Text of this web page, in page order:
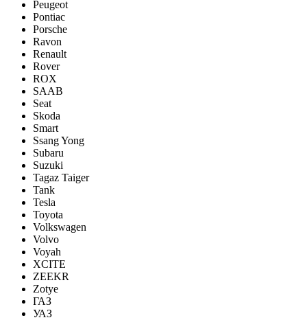
Peugeot
Pontiac
Porsсhe
Ravon
Renault
Rover
ROX
SAAB
Seat
Skoda
Smart
Ssang Yong
Subaru
Suzuki
Tagaz Taiger
Tank
Tesla
Toyota
Volkswagen
Volvo
Voyah
XCITE
ZEEKR
Zotye
ГАЗ
УАЗ